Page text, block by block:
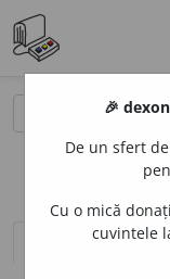
definiții (1)
🎉
De un sfert
Cu o mică
cuvintele